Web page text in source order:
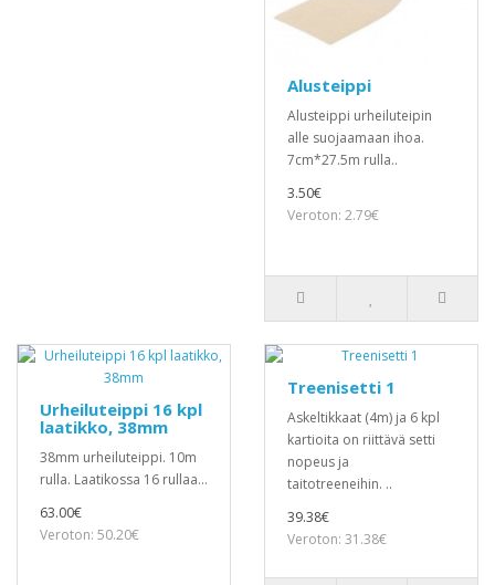
Alusteippi
Alusteippi urheiluteipin
alle suojaamaan ihoa.
7cm*27.5m rulla..
3.50€
Veroton: 2.79€
Urheiluteippi 16 kpl
laatikko, 38mm
38mm urheiluteippi. 10m
rulla. Laatikossa 16 rullaa...
63.00€
Veroton: 50.20€
Treenisetti 1
Askeltikkaat (4m) ja 6 kpl
kartioita on riittävä setti
nopeus ja
taitotreeneihin. ..
39.38€
Veroton: 31.38€